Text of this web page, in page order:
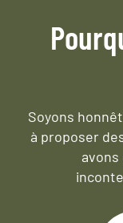
Soyons
à proposer